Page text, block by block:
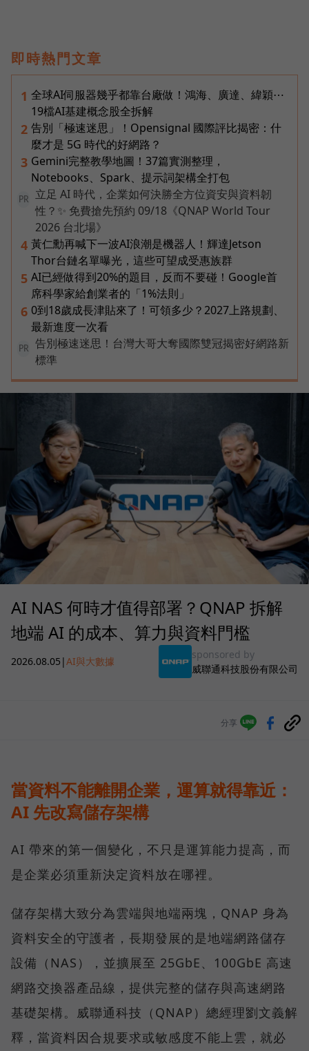
即時熱門文章
1 全球AI伺服器幾乎都靠台廠做！鴻海、廣達、緯穎⋯
19檔AI基建概念股全拆解
2 告別「極速迷思」！Opensignal 國際評比揭密：什
麼才是 5G 時代的好網路？
3 Gemini完整教學地圖！37篇實測整理，
Notebooks、Spark、提示詞架構全打包
PR
立足 AI 時代，企業如何決勝全方位資安與資料韌
性？✨ 免費搶先預約 09/18《QNAP World Tour
2026 台北場》
4 黃仁勳再喊下一波AI浪潮是機器人！輝達Jetson
Thor台鏈名單曝光，這些可望成受惠族群
5 AI已經做得到20%的題目，反而不要碰！Google首
席科學家給創業者的「1%法則」
6 0到18歲成長津貼來了！可領多少？2027上路規劃、
最新進度一次看
PR
告別極速迷思！台灣大哥大奪國際雙冠揭密好網路新
標準
AI NAS 何時才值得部署？QNAP 拆解
地端 AI 的成本、算力與資料門檻
2026.08.05 |AI與大數據
sponsored by
威聯通科技股份有限公司
分享
當資料不能離開企業，運算就得靠近：
AI 先改寫儲存架構
AI 帶來的第一個變化，不只是運算能力提高，而
是企業必須重新決定資料放在哪裡。
儲存架構大致分為雲端與地端兩塊，QNAP 身為
資料安全的守護者，長期發展的是地端網路儲存
設備（NAS），並擴展至 25GbE、100GbE 高速
網路交換器產品線，提供完整的儲存與高速網路
基礎架構。威聯通科技（QNAP）總經理劉文義解
釋，當資料因合規要求或敏感度不能上雲，就必